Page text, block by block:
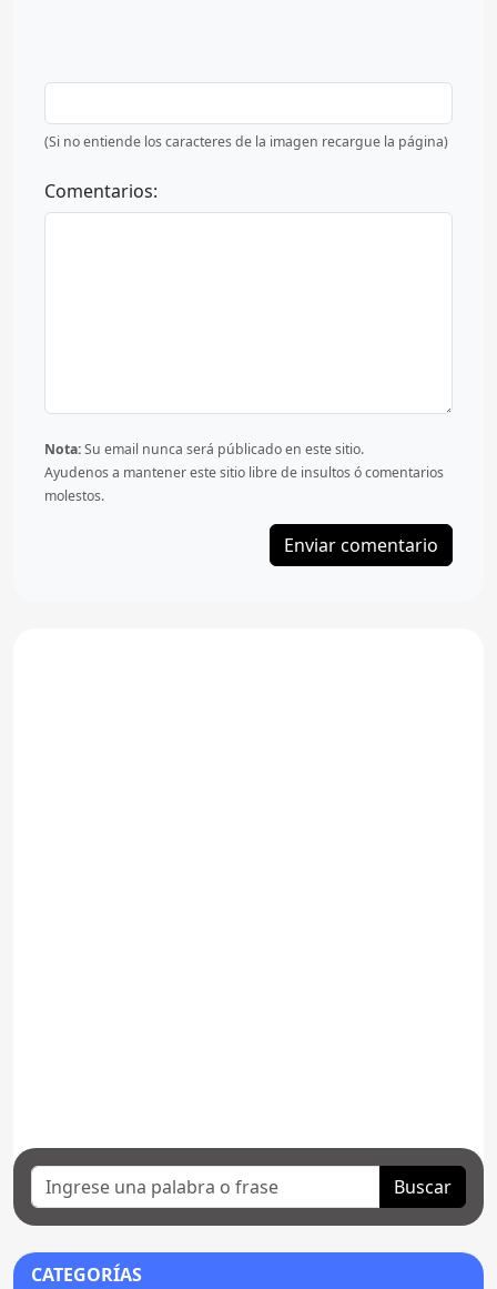
(Si no entiende los caracteres de la imagen recargue la página)
Comentarios:
Nota:Su email nunca será públicado en este sitio.
Ayudenos a mantener este sitio libre de insultos ó comentarios
molestos.
Enviar comentario
Buscar
CATEGORÍAS